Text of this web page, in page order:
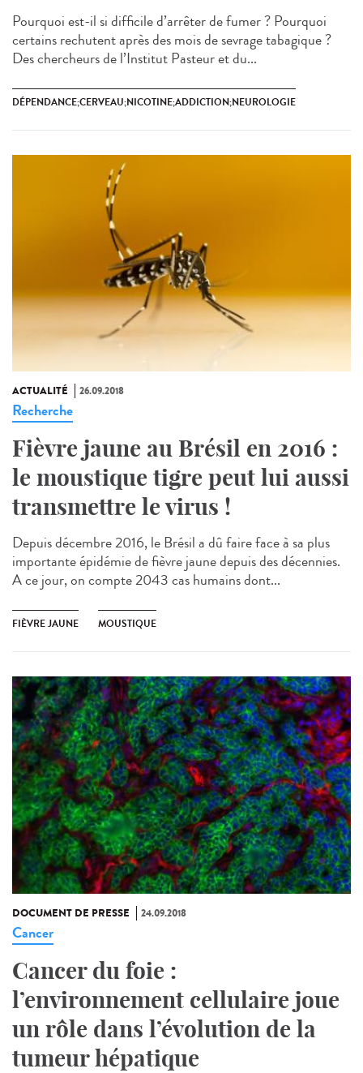
Pourquoi est-il si difficile d’arrêter de fumer ? Pourquoi
certains rechutent après des mois de sevrage tabagique ?
Des chercheurs de l’Institut Pasteur et du...
DÉPENDANCE;CERVEAU;NICOTINE;ADDICTION;NEUROLOGIE
ACTUALITÉ 26.09.2018
Recherche
Fièvre jaune au Brésil en 2016 :
le moustique tigre peut lui aussi
transmettre le virus !
Depuis décembre 2016, le Brésil a dû faire face à sa plus
importante épidémie de fièvre jaune depuis des décennies.
A ce jour, on compte 2043 cas humains dont...
FIÈVRE JAUNE MOUSTIQUE
DOCUMENT DE PRESSE 24.09.2018
Cancer
Cancer du foie :
l’environnement cellulaire joue
un rôle dans l’évolution de la
tumeur hépatique